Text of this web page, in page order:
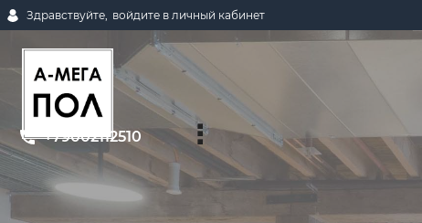
Здравствуйте, войдите в личный кабинет
+79002112510